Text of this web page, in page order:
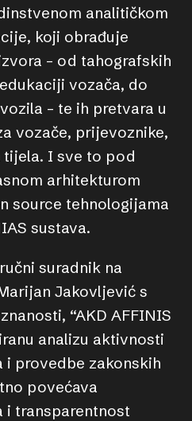
analitičkom
koji obrađuje
– od tahografskih
vozača, do
– te ih pretvara u
vozače, prijevoznike,
tijela. I sve to pod
arhitekturom
source tehnologijama
sustava.
suradnik na
Jakovljević s
“AKD AFFINIS
analizu aktivnosti
i provedbe zakonskih
povećava
i transparentnost